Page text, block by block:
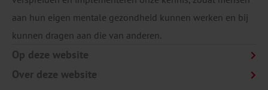
aan hun eigen mentale gezondheid kunnen werken en bij
kunnen dragen aan die van anderen.
Op deze website
Over deze website